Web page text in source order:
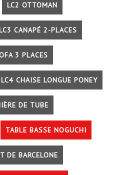
LC2 OTTOMAN
CANAPÉ 2-PLACES
3 PLACES
LC4 CHAISE LONGUE PONEY
DE TUBE
TABLE BASSE NOGUCHI
DE BARCELONE